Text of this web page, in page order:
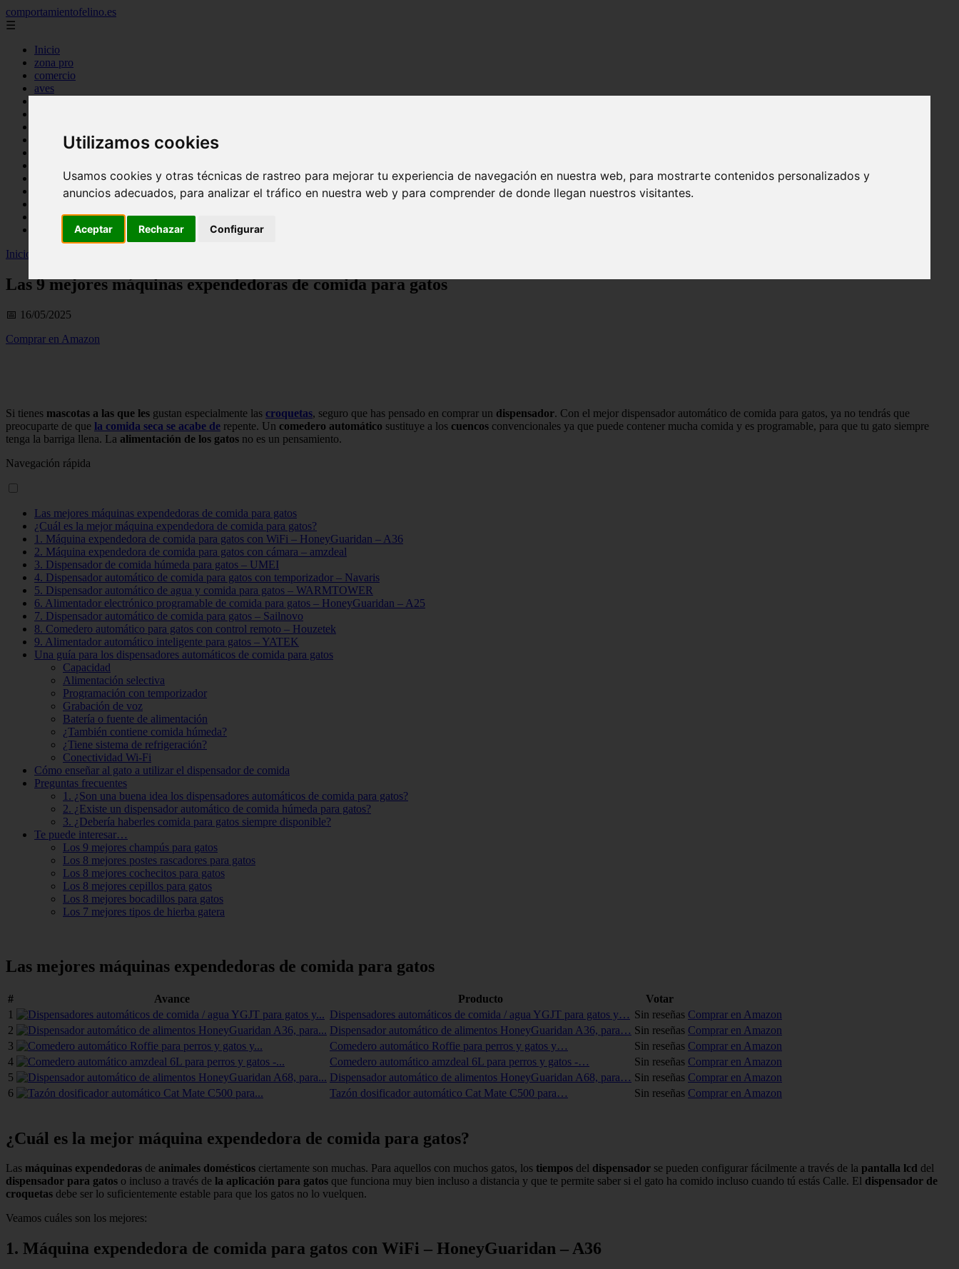
Utilizamos cookies
Usamos cookies y otras técnicas de rastreo para mejorar tu experiencia de navegación en nuestra web, para mostrarte contenidos personalizados y
anuncios adecuados, para analizar el tráfico en nuestra web y para comprender de donde llegan nuestros visitantes.
Aceptar Rechazar Configurar
comportamientofelino.es
☰
Inicio
zona pro
comercio
aves
acuariofilia
articulos
nombres para gatos
novedades
uncategorized
Inicio
Las 9 mejores máquinas expendedoras de comida para gatos
📅 16/05/2025
Comprar en Amazon
Si tienes mascotas a las que les gustan especialmente las croquetas, seguro que has pensado en comprar un dispensador. Con el mejor dispensador automático de comida para gatos, ya no tendrás que
preocuparte de que la comida seca se acabe de repente. Un comedero automático sustituye a los cuencos convencionales ya que puede contener mucha comida y es programable, para que tu gato siempre
tenga la barriga llena. La alimentación de los gatos no es un pensamiento.
Navegación rápida
Las mejores máquinas expendedoras de comida para gatos
¿Cuál es la mejor máquina expendedora de comida para gatos?
1. Máquina expendedora de comida para gatos con WiFi – HoneyGuaridan – A36
2. Máquina expendedora de comida para gatos con cámara – amzdeal
3. Dispensador de comida húmeda para gatos – UMEI
4. Dispensador automático de comida para gatos con temporizador – Navaris
5. Dispensador automático de agua y comida para gatos – WARMTOWER
6. Alimentador electrónico programable de comida para gatos – HoneyGuaridan – A25
7. Dispensador automático de comida para gatos – Sailnovo
8. Comedero automático para gatos con control remoto – Houzetek
9. Alimentador automático inteligente para gatos – YATEK
Una guía para los dispensadores automáticos de comida para gatos
Capacidad
Alimentación selectiva
Programación con temporizador
Grabación de voz
Batería o fuente de alimentación
¿También contiene comida húmeda?
¿Tiene sistema de refrigeración?
Conectividad Wi-Fi
Cómo enseñar al gato a utilizar el dispensador de comida
Preguntas frecuentes
1. ¿Son una buena idea los dispensadores automáticos de comida para gatos?
2. ¿Existe un dispensador automático de comida húmeda para gatos?
3. ¿Debería haberles comida para gatos siempre disponible?
Te puede interesar…
Los 9 mejores champús para gatos
Los 8 mejores postes rascadores para gatos
Los 8 mejores cochecitos para gatos
Los 8 mejores cepillos para gatos
Los 8 mejores bocadillos para gatos
Los 7 mejores tipos de hierba gatera
Las mejores máquinas expendedoras de comida para gatos
# Avance Producto
Votar
1
Dispensadores automáticos de comida / agua YGJT para gatos y… Sin reseñas Comprar en Amazon
2
Dispensador automático de alimentos HoneyGuaridan A36, para… Sin reseñas Comprar en Amazon
3
Comedero automático Roffie para perros y gatos y… Sin reseñas Comprar en Amazon
4
Comedero automático amzdeal 6L para perros y gatos -… Sin reseñas Comprar en Amazon
5
Dispensador automático de alimentos HoneyGuaridan A68, para… Sin reseñas Comprar en Amazon
6
Tazón dosificador automático Cat Mate C500 para… Sin reseñas Comprar en Amazon
¿Cuál es la mejor máquina expendedora de comida para gatos?
Las máquinas expendedoras de animales domésticos ciertamente son muchas. Para aquellos con muchos gatos, los tiempos del dispensador se pueden configurar fácilmente a través de la pantalla lcd del
dispensador para gatos o incluso a través de la aplicación para gatos que funciona muy bien incluso a distancia y que te permite saber si el gato ha comido incluso cuando tú estás Calle. El dispensador de
croquetas debe ser lo suficientemente estable para que los gatos no lo vuelquen.
Veamos cuáles son los mejores:
1. Máquina expendedora de comida para gatos con WiFi – HoneyGuaridan – A36